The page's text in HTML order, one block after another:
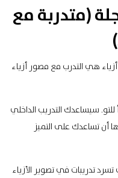
(متدربة مع
هي التدرب مع مصور أزياء
سيساعدك التدريب الداخلي
أن تساعدك على التميز
تدريبات في تصوير الأزياء